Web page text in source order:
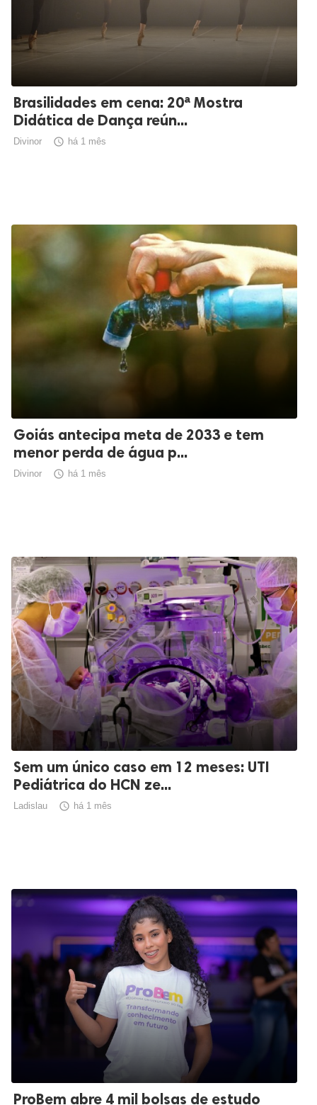
Brasilidades em cena: 20ª Mostra
Didática de Dança reún...
Divinor  há 1 mês
Goiás antecipa meta de 2033 e tem
menor perda de água p...
Divinor  há 1 mês
Sem um único caso em 12 meses: UTI
Pediátrica do HCN ze...
Ladislau  há 1 mês
ProBem abre 4 mil bolsas de estudo